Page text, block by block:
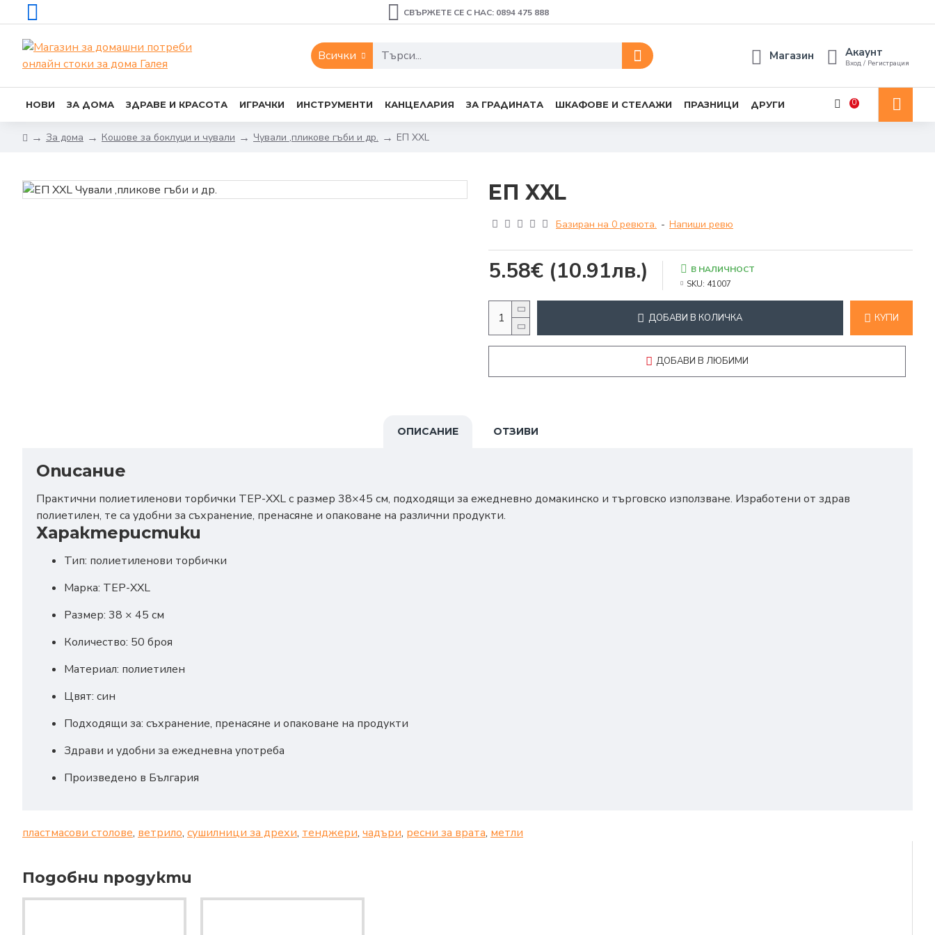
СВЪРЖЕТЕ СЕ С НАС: 0894 475 888
Всички Магазин Акаунт
Вход / Регистрация
НОВИ ЗА ДОМА ЗДРАВЕ И КРАСОТА ИГРАЧКИ ИНСТРУМЕНТИ КАНЦЕЛАРИЯ ЗА ГРАДИНАТА ШКАФОВЕ И СТЕЛАЖИ ПРАЗНИЦИ ДРУГИ 0
За дома Кошове за боклуци и чували Чували ,пликове гъби и др. EП XXL
EП XXL
Базиран на 0 ревюта. - Напиши ревю
5.58€ (10.91лв.)
В НАЛИЧНОСТ
SKU: 41007
ДОБАВИ В КОЛИЧКА КУПИ
ДОБАВИ В ЛЮБИМИ
ОПИСАНИЕ ОТЗИВИ
Описание
Практични полиетиленови торбички ТЕР-XXLс размер 38×45 см, подходящи за ежедневно домакинско и търговско използване. Изработени от здрав
полиетилен, те са удобни за съхранение, пренасяне и опаковане на различни продукти.
Характеристики
Тип: полиетиленови торбички
Марка: ТЕР-XXL
Размер: 38 × 45 см
Количество: 50 броя
Материал: полиетилен
Цвят: син
Подходящи за: съхранение, пренасяне и опаковане на продукти
Здрави и удобни за ежедневна употреба
Произведено в България
пластмасови столове, ветрило, сушилници за дрехи, тенджери, чадъри, ресни за врата, метли
Подобни продукти